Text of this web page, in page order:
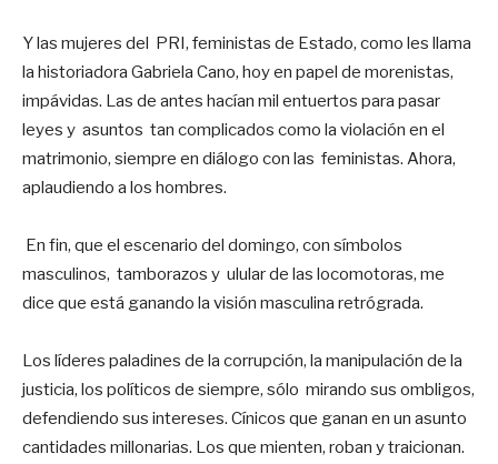
Y las mujeres del PRI, feministas de Estado, como les llama
la historiadora Gabriela Cano, hoy en papel de morenistas,
impávidas. Las de antes hacían mil entuertos para pasar
leyes y asuntos tan complicados como la violación en el
matrimonio, siempre en diálogo con las feministas. Ahora,
aplaudiendo a los hombres.
En fin, que el escenario del domingo, con símbolos
masculinos, tamborazos y ulular de las locomotoras, me
dice que está ganando la visión masculina retrógrada.
Los líderes paladines de la corrupción, la manipulación de la
justicia, los políticos de siempre, sólo mirando sus ombligos,
defendiendo sus intereses. Cínicos que ganan en un asunto
cantidades millonarias. Los que mienten, roban y traicionan.